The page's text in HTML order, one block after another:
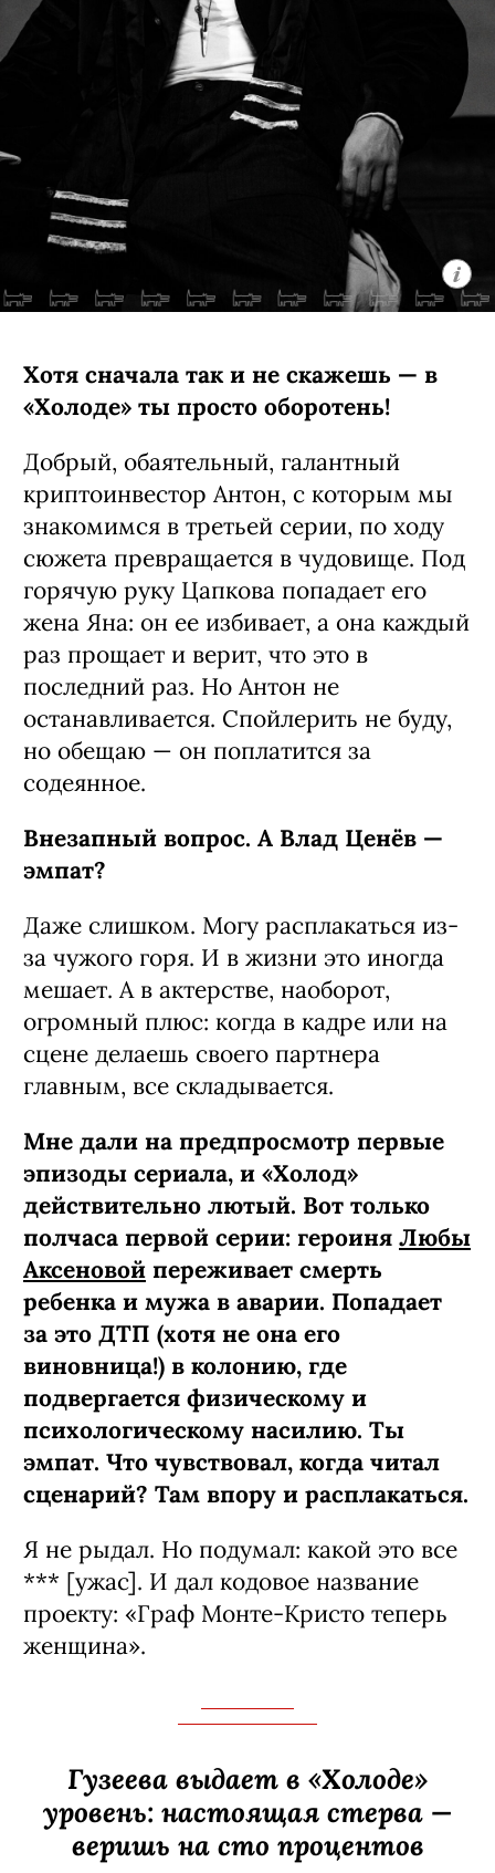
Хотя сначала так и не скажешь — в
«Холоде» ты просто оборотень!
Добрый, обаятельный, галантный
криптоинвестор Антон, с которым мы
знакомимся в третьей серии, по ходу
сюжета превращается в чудовище. Под
горячую руку Цапкова попадает его
жена Яна: он ее избивает, а она каждый
раз прощает и верит, что это в
последний раз. Но Антон не
останавливается. Спойлерить не буду,
но обещаю — он поплатится за
содеянное.
Внезапный вопрос. А Влад Ценёв —
эмпат?
Даже слишком. Могу расплакаться из-
за чужого горя. И в жизни это иногда
мешает. А в актерстве, наоборот,
огромный плюс: когда в кадре или на
сцене делаешь своего партнера
главным, все складывается.
Мне дали на предпросмотр первые
эпизоды сериала, и «Холод»
действительно лютый. Вот только
полчаса первой серии: героиня Любы
Аксеновой переживает смерть
ребенка и мужа в аварии. Попадает
за это ДТП (хотя не она его
виновница!) в колонию, где
подвергается физическому и
психологическому насилию. Ты
эмпат. Что чувствовал, когда читал
сценарий? Там впору и расплакаться.
Я не рыдал. Но подумал: какой это все
*** [ужас]. И дал кодовое название
проекту: «Граф Монте-­Кристо теперь
женщина».
Гузеева выдает в «Холоде»
уровень: настоящая стерва —
веришь на сто процентов